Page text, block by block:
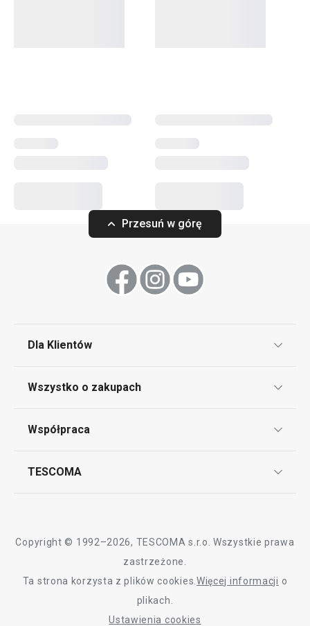
Talerz deserowy EMOTION
43,90 zł
Wybierz kolor
32,90 zł
Wybierz kolor
Przesuń w górę
Dla Klientów
Bony podarunkowe
Wszystko o zakupach
Dostawa i sposoby płatności
Współpraca
TESCOMA
Graficzne oznaczenie produktów
Polityka prywatności
Copyright © 1992–2026, TESCOMA s.r.o. Wszystkie prawa
zastrzeżone.
Ta strona korzysta z plików cookies. Więcej informacji o
plikach.
Ustawienia cookies